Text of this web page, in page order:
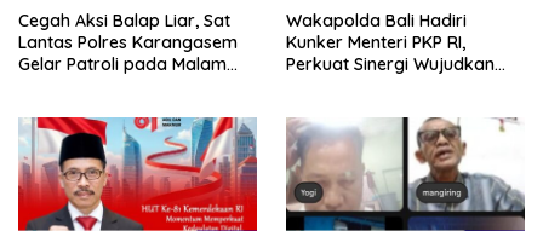
Cegah Aksi Balap Liar, Sat
Lantas Polres Karangasem
Gelar Patroli pada Malam
Wakapolda Bali Hadiri
Kunker Menteri PKP RI,
Perkuat Sinergi Wujudkan